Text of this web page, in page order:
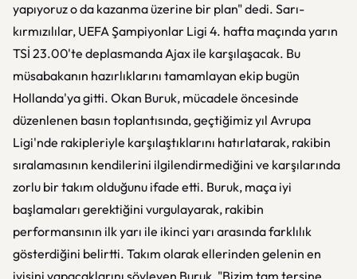
yapıyoruz o da kazanma üzerine bir plan" dedi. Sarı-
kırmızılılar, UEFA Şampiyonlar Ligi 4. hafta maçında yarın
TSİ 23.00'te deplasmanda Ajax ile karşılaşacak. Bu
müsabakanın hazırlıklarını tamamlayan ekip bugün
Hollanda'ya gitti. Okan Buruk, mücadele öncesinde
düzenlenen basın toplantısında, geçtiğimiz yıl Avrupa
Ligi'nde rakipleriyle karşılaştıklarını hatırlatarak, rakibin
sıralamasının kendilerini ilgilendirmediğini ve karşılarında
zorlu bir takım olduğunu ifade etti. Buruk, maça iyi
başlamaları gerektiğini vurgulayarak, rakibin
performansının ilk yarı ile ikinci yarı arasında farklılık
gösterdiğini belirtti. Takım olarak ellerinden gelenin en
iyisini yapacaklarını söyleyen Buruk, "Bizim tam tersine